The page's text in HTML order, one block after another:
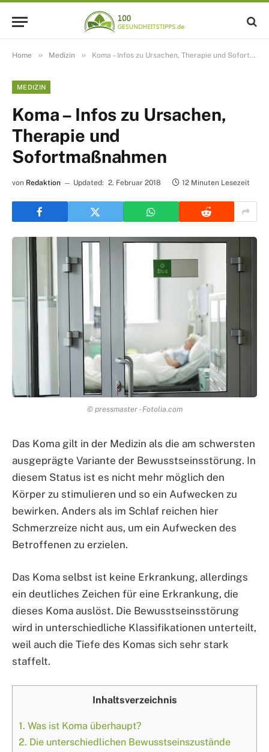
Home » Medizin » Koma – Infos zu Ursachen, Therapie und Sofortmaßnahmen
MEDIZIN
Koma – Infos zu Ursachen,
Therapie und
Sofortmaßnahmen
von Redaktion Updated: 2. Februar 2018 12 Minuten Lesezeit
© pressmaster - Fotolia.com
Das Koma gilt in der Medizin als die am schwersten
ausgeprägte Variante der Bewusstseinsstörung. In
diesem Status ist es nicht mehr möglich den
Körper zu stimulieren und so ein Aufwecken zu
bewirken. Anders als im Schlaf reichen hier
Schmerzreize nicht aus, um ein Aufwecken des
Betroffenen zu erzielen.
Das Koma selbst ist keine Erkrankung, allerdings
ein deutliches Zeichen für eine Erkrankung, die
dieses Koma auslöst. Die Bewusstseinsstörung
wird in unterschiedliche Klassifikationen unterteilt,
weil auch die Tiefe des Komas sich sehr stark
staffelt.
Inhaltsverzeichnis
1. Was ist Koma überhaupt?
2. Die unterschiedlichen Bewusstseinszustände